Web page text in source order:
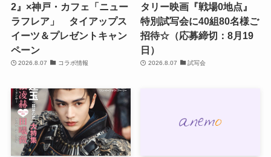
2』×神戸・カフェ「ニュー
ラフレア」 タイアップス
イーツ＆プレゼントキャン
ペーン
2026.8.07 コラボ情報
タリー映画『戦場0地点』
特別試写会に40組80名様ご
招待☆（応募締切：8月19
日）
2026.8.07 試写会